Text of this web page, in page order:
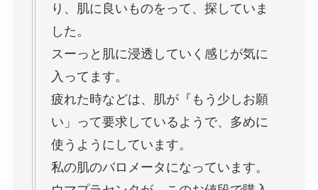
り、肌に良いものをって、探していま
した。
スーっと肌に浸透していく感じが気に
入ってます。
疲れた時などは、肌が『もう少しお願
い」って要求しているようで、多めに
使うようにしています。
私の肌のバロメータになっています。